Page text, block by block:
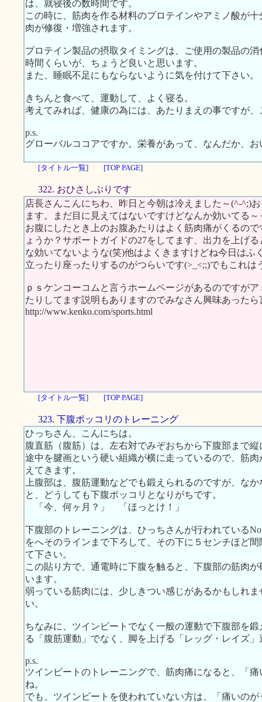
は、就寝後の数時間です。
この時に、筋肉を作る材料のプロテインやアミノ酸が
肉が修復・増強されます。
プロテイン製品の摂取タイミングは、ご使用の製品の
時間くらいが、ちょうど良いと思います。
また、睡眠不足にもならないように気を付けて下さい。
きちんと食べて、運動して、よく寝る。
考えてみれば、健康の為には、あたりまえの事ですが
p.s.
グローバルココアですか。栄養があって、なんだか、
[タイトル一覧] [TOP PAGE]
322. おひさしぶりです
店長さんこんにちわ、昨日と今朝は冷えました～(^-^;)
ます。まだ目に見えてはないですけどなんか効いてる
お腹にしたとき上のお腹あたりはよく筋肉痛がくるの
ょうか？サポートガイドの27をしてます、出力を上げ
な効いてないような(笑)他はよくきますけどね今日はふ
立ったり座ったりするのがつらいです(>_<;;)でもこれ
ｐｓケンコーコムと言うホームページがあるのですが
たりしてます説明もありますのでみなさん興味あった
http://www.kenko.com/sports.html
[タイトル一覧] [TOP PAGE]
323. 下腹ポッコリのトレーニング
ひっちさん、こんにちは。
腹直筋（腹筋）は、左右対でみぞおちから下腹部まで
途中を腱画という硬い組織が横に走っているので、筋
えてきます。
上腹部は、腹筋運動などでも鍛えられるのですが、な
と、どうしても下腹ポッコリとなりがちです。
「今、何ヶ月？」 「ほっとけ！」
下腹部のトレーニングは、ひっちさんが行われている
をへそのラインまで下ろして、その下に５センチほど
て下さい。
この貼り方で、通電時に下腹を触ると、下腹部の筋肉
います。
弱っている筋肉には、少しきつい感じがあるかもしれ
い。
ちなみに、ツインビートでなく一般の運動で下腹部を
る「腹筋運動」でなく、脚を上げる「レッグ・レイズ
p.s.
ツインビートのトレーニングで、筋肉痛になると、「
ね。
でも、ツインビートを使われていない方は、「痛い